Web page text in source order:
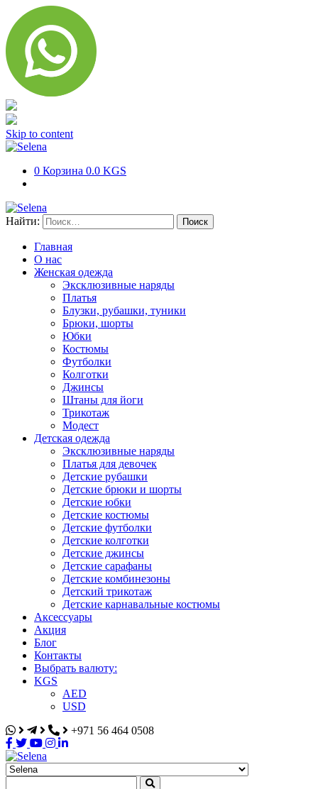
Skip to content
0 Корзина 0.0 KGS
Найти:
Главная
О нас
Женская одежда
Эксклюзивные наряды
Платья
Блузки, рубашки, туники
Брюки, шорты
Юбки
Костюмы
Футболки
Колготки
Джинсы
Штаны для йоги
Трикотаж
Модест
Детская одежда
Эксклюзивные наряды
Платья для девочек
Детские рубашки
Детские брюки и шорты
Детские юбки
Детские костюмы
Детские футболки
Детские колготки
Детские джинсы
Детские сарафаны
Детские комбинезоны
Детский трикотаж
Детские карнавальные костюмы
Аксессуары
Акция
Блог
Контакты
Выбрать валюту:
KGS
AED
USD
+971 56 464 0508
Selena
Интернет-магазин